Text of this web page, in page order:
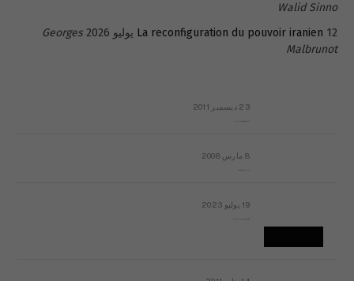
Walid Sinno
La reconfiguration du pouvoir iranien 12 يوليو 2026
Georges
Malbrunot
23 ديسمبر 2011
8 مارس 2008
19 يوليو 2023